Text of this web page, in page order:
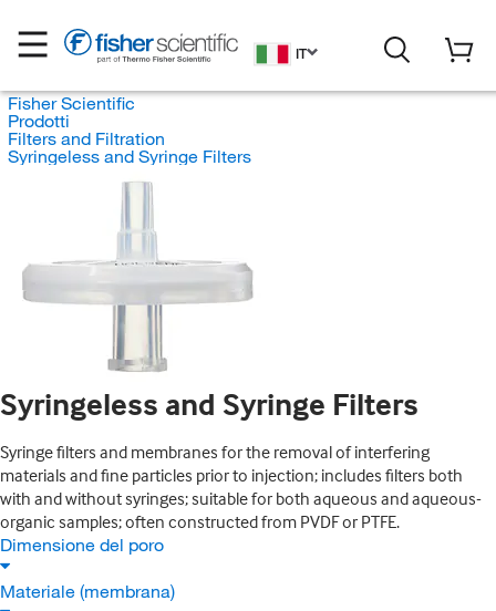
IT
Fisher Scientific
Prodotti
Filters and Filtration
Syringeless and Syringe Filters
Syringeless and Syringe Filters
Syringe filters and membranes for the removal of interfering
materials and fine particles prior to injection; includes filters both
with and without syringes; suitable for both aqueous and aqueous-
organic samples; often constructed from PVDF or PTFE.
Dimensione del poro
Materiale (membrana)